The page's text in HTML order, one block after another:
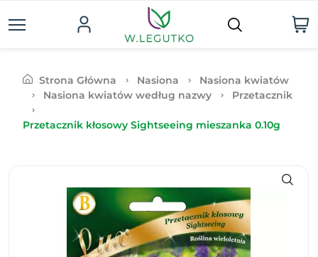
Strona Główna Nasiona
Nasiona kwiatów
Nasiona kwiatów według nazwy
Przetacznik
Przetacznik kłosowy Sightseeing mieszanka 0.10g